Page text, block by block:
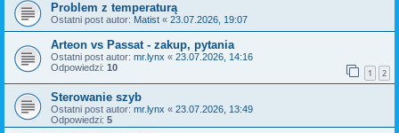
Problem z temperaturą
Ostatni post autor: Matist « 23.07.2026, 19:07
Arteon vs Passat - zakup, pytania
Ostatni post autor: mr.lynx « 23.07.2026, 14:16
Odpowiedzi: 10 1 2
Sterowanie szyb
Ostatni post autor: mr.lynx « 23.07.2026, 13:49
Odpowiedzi: 5